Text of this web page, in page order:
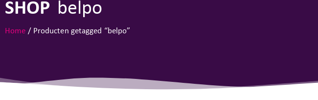
SHOP belpo
Home / Producten getagged “belpo”